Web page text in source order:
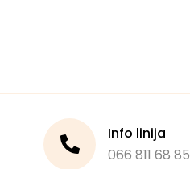
Info linija
066 811 68 85